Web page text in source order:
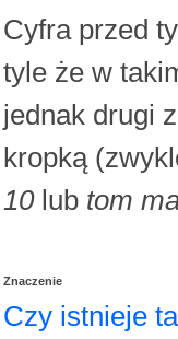
Cyfra przed
tyle że w
jednak drugi
kropką
10lub tom
Znaczenie
Czy istnieje